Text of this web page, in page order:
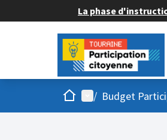
La phase
AccueilMenu principal
/ Budget